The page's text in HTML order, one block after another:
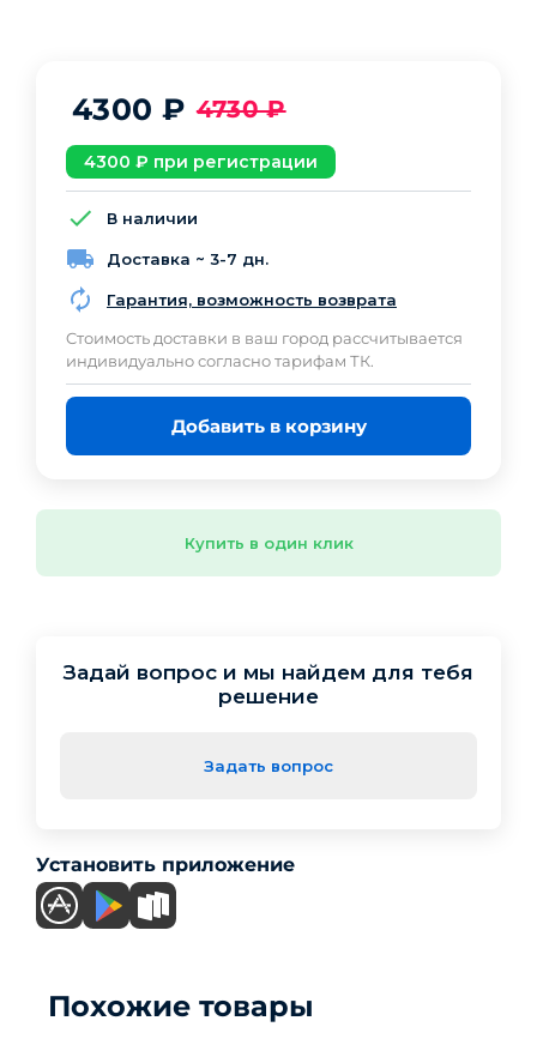
4300 ₽ 4730₽
4300 ₽ при регистрации
В наличии
Доставка ~ 3-7 дн.
Гарантия, возможность возврата
Cтоимость доставки в ваш город рассчитывается
индивидуально согласно тарифам ТК.
Добавить в корзину
Купить в один клик
Задай вопрос и мы найдем для тебя
решение
Задать вопрос
Установить приложение
Похожие товары